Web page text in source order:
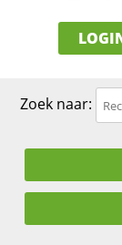
Zoek naar: